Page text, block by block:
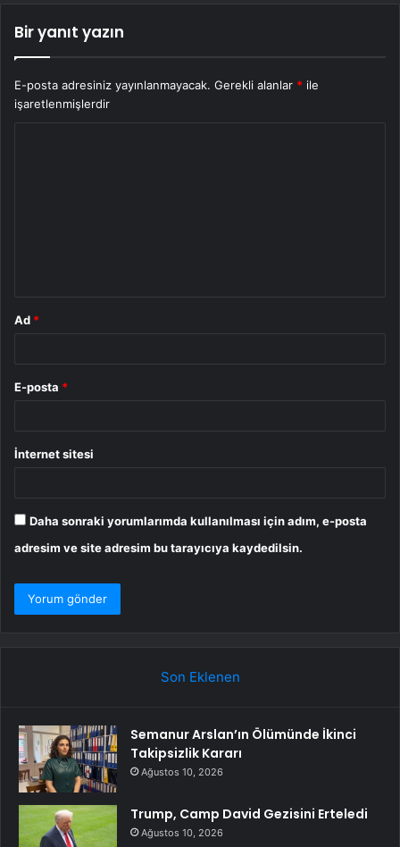
Bir yanıt yazın
E-posta adresiniz yayınlanmayacak. Gerekli alanlar * ile
işaretlenmişlerdir
Ad *
E-posta *
İnternet sitesi
Daha sonraki yorumlarımda kullanılması için adım, e-posta
adresim ve site adresim bu tarayıcıya kaydedilsin.
Son Eklenen
Semanur Arslan’ın Ölümünde İkinci
Takipsizlik Kararı
Ağustos 10, 2026
Trump, Camp David Gezisini Erteledi
Ağustos 10, 2026